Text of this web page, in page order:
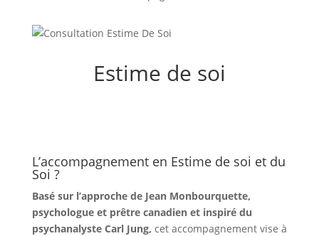
Estime de soi
L’accompagnement en Estime de soi et du
Soi ?
Basé sur l’approche de Jean Monbourquette,
psychologue et prêtre canadien et inspiré du
psychanalyste Carl Jung, cet accompagnement vise à